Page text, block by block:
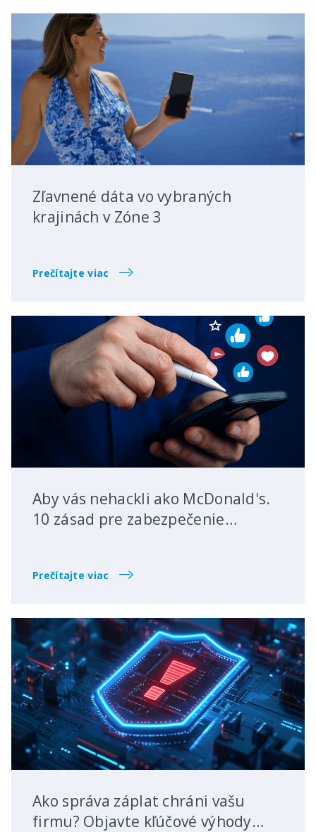
Zľavnené dáta vo vybraných
krajinách v Zóne 3
Prečítajte viac
Aby vás nehackli ako McDonald's.
10 zásad pre zabezpečenie
Prečítajte viac
Ako správa záplat chráni vašu
firmu? Objavte kľúčové výhody